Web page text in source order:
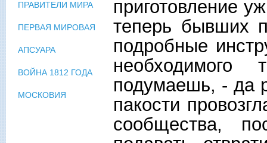
приготовление
теперь бывших
подробные
необходимого
подумаешь, - да
пакости
сообщества,
ПРАВИТЕЛИ МИРА
ПЕРВАЯ МИРОВАЯ
АПСУАРА
ВОЙНА 1812 ГОДА
МОСКОВИЯ